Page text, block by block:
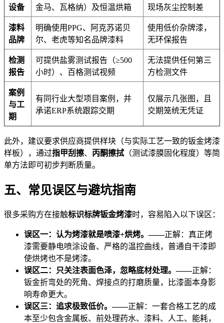
设备
金马、瓦格纳）及恒温烘箱
现场灰尘控制差
漆料
品牌
明确使用PPG、阿克苏诺贝
尔、老虎等知名品牌漆料
使用低价杂牌漆，
无环保报告
检测
报告
可提供盐雾测试报告（≥500
小时）、百格测试视频
无法提供任何第三
方检测文件
案例
与工
期
有同行业大型项目案例，并
承诺ERP系统跟踪交期
仅展示几张图，且
交期笼统无凭证
此外，建议要求供应商提供样块（与实际工艺一致的钣金烤漆
样板），通过指甲刮擦、 丙酮擦拭 （测试漆膜固化程度）等简
单方法即可初步判断质量。
五、常见误区与避坑指南
很多采购方在接触标识标牌钣金烤漆时，容易陷入以下误区：
误区一：认为烤漆就是喷漆+烘烤。——正解：真正烤
漆需要静电喷涂设备、严格的温控曲线，普通自干漆即
使烘烤也不是烤漆。
误区二：只关注表面色泽，忽略底材处理。——正解：
钣金折弯处的死角、焊接点的打磨质量，比漆面本身影
响寿命更大。
误区三：追求极致低价。——正解：一套合格工艺的成
本至少包含金属板、前处理药水、漆料、人工、能耗，